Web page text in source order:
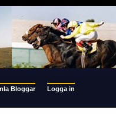
Bloggar
Logga in